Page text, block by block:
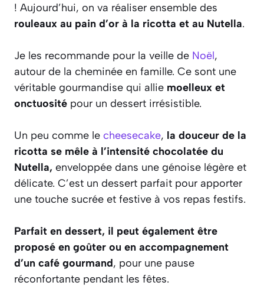
! Aujourd’hui, on va réaliser ensemble des
rouleaux au pain d’or à la ricotta et au Nutella.
Je les recommande pour la veille de Noël,
autour de la cheminée en famille. Ce sont une
véritable gourmandise qui allie moelleux et
onctuosité pour un dessert irrésistible.
Un peu comme le cheesecake, la douceur de la
ricotta se mêle à l’intensité chocolatée du
Nutella, enveloppée dans une génoise légère et
délicate. C’est un dessert parfait pour apporter
une touche sucrée et festive à vos repas festifs.
Parfait en dessert, il peut également être
proposé en goûter ou en accompagnement
d’un café gourmand, pour une pause
réconfortante pendant les fêtes.